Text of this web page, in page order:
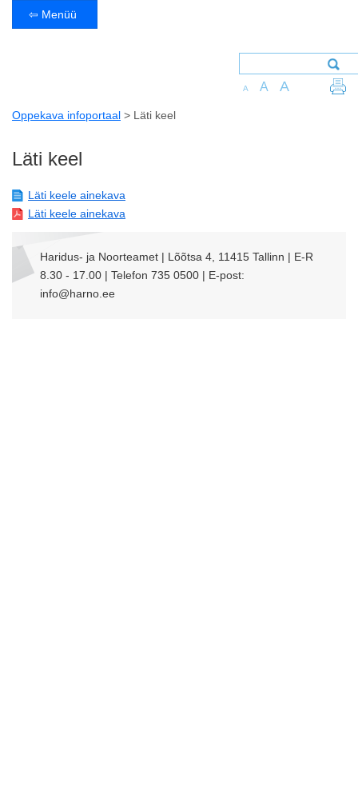
⇦ Menüü
A A A
Oppekava infoportaal > Läti keel
Läti keel
Läti keele ainekava
Läti keele ainekava
Haridus- ja Noorteamet | Lõõtsa 4, 11415 Tallinn | E-R
8.30 - 17.00 | Telefon 735 0500 | E-post:
info@harno.ee